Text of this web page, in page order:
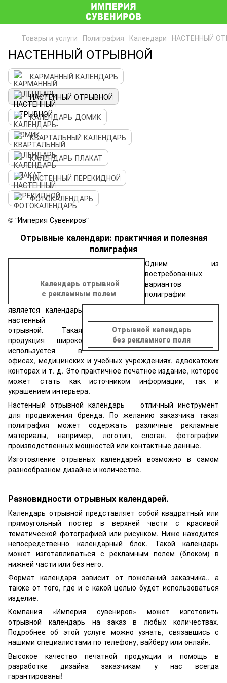
Товары и услуги Полиграфия Календари НАСТЕННЫЙ
НАСТЕННЫЙ ОТРЫВНОЙ
КАРМАННЫЙ КАЛЕНДАРЬ
НАСТЕННЫЙ ОТРЫВНОЙ
КАЛЕНДАРЬ-ДОМИК
КВАРТАЛЬНЫЙ КАЛЕНДАРЬ
КАЛЕНДАРЬ-ПЛАКАТ
НАСТЕННЫЙ ПЕРЕКИДНОЙ
ФОТОКАЛЕНДАРЬ
© "Империя Сувениров"
Отрывные календари: практичная и полезная
полиграфия
Календарь отрывной
с рекламным полем
Отрывной календарь
без рекламного поля
Одним из
востребованных
вариантов
полиграфии
является календарь
настенный
отрывной. Такая
продукция широко
используется в
офисах, медицинских и учебных учреждениях, адвокатских
конторах и т. д. Это практичное печатное издание, которое
может стать как источником информации, так и
украшением интерьера.
Настенный отрывной календарь — отличный инструмент
для продвижения бренда. По желанию заказчика такая
полиграфия может содержать различные рекламные
материалы, например, логотип, слоган, фотографии
производственных мощностей или контактные данные.
Изготовление отрывных календарей возможно в самом
разнообразном дизайне и количестве.
Разновидности отрывных календарей.
Календарь отрывной представляет собой квадратный или
прямоугольный постер в верхней чвсти с красивой
тематической фотографией или рисунком. Ниже находится
непосредственно календарный блок. Такой календарь
может изготавливаться с рекламным полем (блоком) в
нижней части или без него.
Формат календаря зависит от пожеланий заказчика,, а
также от того, где и с какой целью будет использоваться
изделие.
Компания «Империя сувениров» может изготовить
отрывной календарь на заказ в любых количествах.
Подробнее об этой услуге можно узнать, связавшись с
нашими специалистами по телефону, вайберу или онлайн.
Высокое качество печатной продукции и помощь в
разработке дизайна заказчикам у нас всегда
гарантированы!